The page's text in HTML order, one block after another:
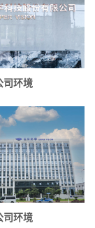
司环境
司环境